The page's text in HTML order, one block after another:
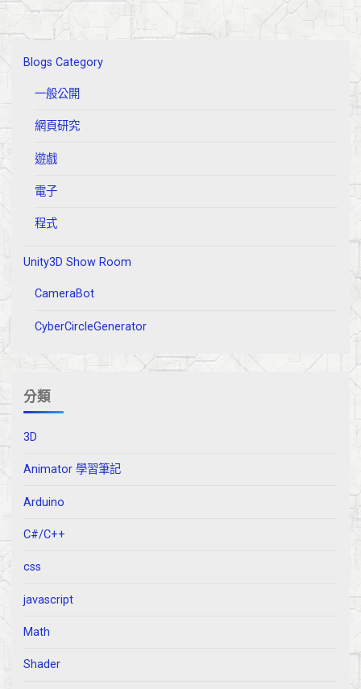
Blogs Category
一般公開
網頁研究
遊戲
電子
程式
Unity3D Show Room
CameraBot
CyberCircleGenerator
分類
3D
Animator 學習筆記
Arduino
C#/C++
css
javascript
Math
Shader